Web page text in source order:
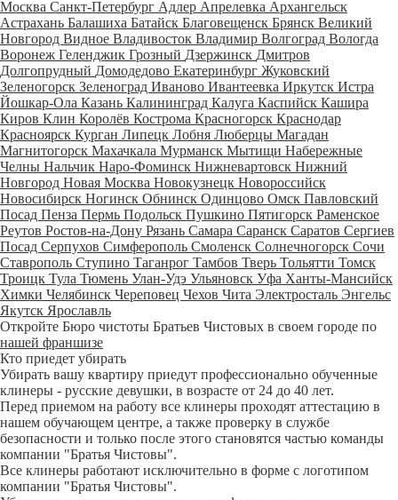
Москва Санкт-Петербург Адлер Апрелевка Архангельск
Астрахань Балашиха Батайск Благовещенск Брянск Великий
Новгород Видное Владивосток Владимир Волгоград Вологда
Воронеж Геленджик Грозный Дзержинск Дмитров
Долгопрудный Домодедово Екатеринбург Жуковский
Зеленогорск Зеленоград Иваново Ивантеевка Иркутск Истра
Йошкар-Ола Казань Калининград Калуга Каспийск Кашира
Киров Клин Королёв Кострома Красногорск Краснодар
Красноярск Курган Липецк Лобня Люберцы Магадан
Магнитогорск Махачкала Мурманск Мытищи Набережные
Челны Нальчик Наро-Фоминск Нижневартовск Нижний
Новгород Новая Москва Новокузнецк Новороссийск
Новосибирск Ногинск Обнинск Одинцово Омск Павловский
Посад Пенза Пермь Подольск Пушкино Пятигорск Раменское
Реутов Ростов-на-Дону Рязань Самара Саранск Саратов Сергиев
Посад Серпухов Симферополь Смоленск Солнечногорск Сочи
Ставрополь Ступино Таганрог Тамбов Тверь Тольятти Томск
Троицк Тула Тюмень Улан-Удэ Ульяновск Уфа Ханты-Мансийск
Химки Челябинск Череповец Чехов Чита Электросталь Энгельс
Якутск Ярославль
Откройте Бюро чистоты Братьев Чистовых в своем городе по
нашей франшизе
Кто приедет убирать
Убирать вашу квартиру приедут профессионально обученные
клинеры - русские девушки, в возрасте от 24 до 40 лет.
Перед приемом на работу все клинеры проходят аттестацию в
нашем обучающем центре, а также проверку в службе
безопасности и только после этого становятся частью команды
компании "Братья Чистовы".
Все клинеры работают исключительно в форме с логотипом
компании "Братья Чистовы".